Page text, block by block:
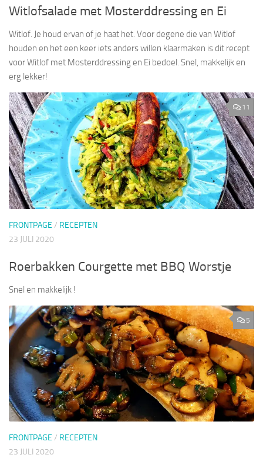
Witlofsalade met Mosterddressing en Ei
Witlof. Je houd ervan of je haat het. Voor degene die van Witlof
houden en het een keer iets anders willen klaarmaken is dit recept
voor Witlof met Mosterddressing en Ei bedoel. Snel, makkelijk en
erg lekker!
11
FRONTPAGE / RECEPTEN
23 JULI 2020
Roerbakken Courgette met BBQ Worstje
Snel en makkelijk !
5
FRONTPAGE / RECEPTEN
23 JULI 2020